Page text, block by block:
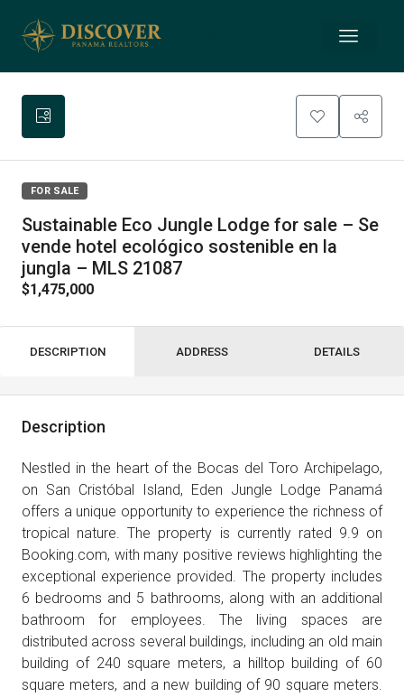
FOR SALE
Sustainable Eco Jungle Lodge for sale – Se
vende hotel ecológico sostenible en la
jungla – MLS 21087
$1,475,000
DESCRIPTION ADDRESS DETAILS
Description
Nestled in the heart of the Bocas del Toro Archipelago,
on San Cristóbal Island, Eden Jungle Lodge Panamá
offers a unique opportunity to experience the richness of
tropical nature. The property is currently rated 9.9 on
Booking.com, with many positive reviews highlighting the
exceptional experience provided. The property includes
6 bedrooms and 5 bathrooms, along with an additional
bathroom for employees. The living spaces are
distributed across several buildings, including an old main
building of 240 square meters, a hilltop building of 60
square meters, and a new building of 90 square meters.